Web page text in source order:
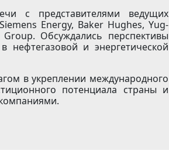
с представителями ведущих
Energy, Baker Hughes, Yug-
Обсуждались перспективы
нефтегазовой и энергетической
в укреплении международного
потенциала страны и